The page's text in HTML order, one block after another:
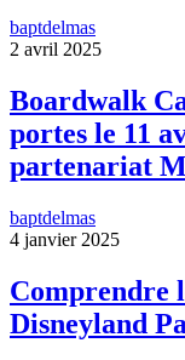
baptdelmas
2 avril 2025
Boardwalk
portes le 11
partenariat
baptdelmas
4 janvier 2025
Comprendre
Disneyland